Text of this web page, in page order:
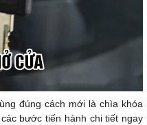
đúng cách mới là chìa khóa
bước tiến hành chi tiết ngay